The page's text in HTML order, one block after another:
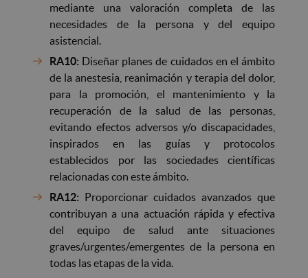
mediante una valoración completa de las
necesidades de la persona y del equipo
asistencial.
RA10: Diseñar planes de cuidados en el ámbito
de la anestesia, reanimación y terapia del dolor,
para la promoción, el mantenimiento y la
recuperación de la salud de las personas,
evitando efectos adversos y/o discapacidades,
inspirados en las guías y protocolos
establecidos por las sociedades científicas
relacionadas con este ámbito.
RA12: Proporcionar cuidados avanzados que
contribuyan a una actuación rápida y efectiva
del equipo de salud ante situaciones
graves/urgentes/emergentes de la persona en
todas las etapas de la vida.